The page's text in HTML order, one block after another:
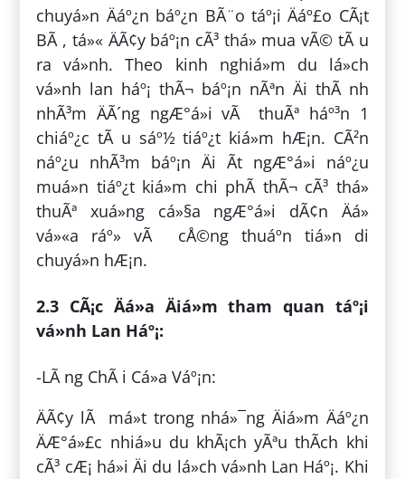
chuyá»n Äáº¿n báº¿n BÃ¨o táº¡i Äáº£o CÃ¡t
BÃ , tá»« ÄÃ¢y báº¡n cÃ³ thá» mua vÃ© tÃ u
ra vá»nh. Theo kinh nghiá»m du lá»ch
vá»nh lan háº¡ thÃ¬ báº¡n nÃªn Äi thÃ nh
nhÃ³m ÄÃ´ng ngÆ°á»i vÃ thuÃª háº³n 1
chiáº¿c tÃ u sáº½ tiáº¿t kiá»m hÆ¡n. CÃ²n
náº¿u nhÃ³m báº¡n Äi Ã­t ngÆ°á»i náº¿u
muá»n tiáº¿t kiá»m chi phÃ­ thÃ¬ cÃ³ thá»
thuÃª xuá»ng cá»§a ngÆ°á»i dÃ¢n Äá»
vá»«a ráº» vÃ cÅ©ng thuáº­n tiá»n di
chuyá»n hÆ¡n.
2.3 CÃ¡c Äá»a Äiá»m tham quan táº¡i
vá»nh Lan Háº¡:
-LÃ ng ChÃ i Cá»­a Váº¡n:
ÄÃ¢y lÃ má»t trong nhá»¯ng Äiá»m Äáº¿n
ÄÆ°á»£c nhiá»u du khÃ¡ch yÃªu thÃ­ch khi
cÃ³ cÆ¡ há»i Äi du lá»ch vá»nh Lan Háº¡. Khi